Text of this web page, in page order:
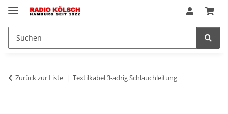
Zurück zur Liste Textilkabel 3-adrig Schlauchleitung